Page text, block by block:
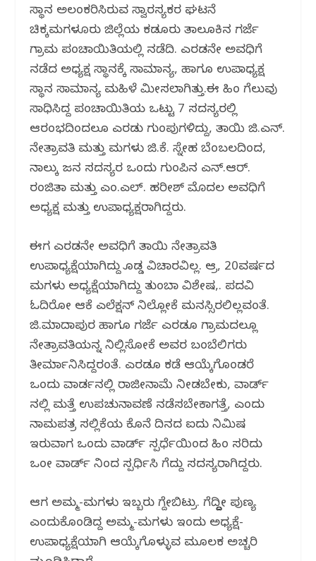
ಸ್ಥಾನ ಅಲಂಕರಿಸಿರುವ ಸ್ವಾರಸ್ಯಕರ ಘಟನೆ
ಚಿಕ್ಕಮಗಳೂರು ಜಿಲ್ಲೆಯ ಕಡೂರು ತಾಲೂಕಿನ ಗರ್ಜೆ
ಗ್ರಾಮ ಪಂಚಾಯಿತಿಯಲ್ಲಿ ನಡೆದಿದೆ. ಎರಡನೇ ಅವಧಿಗೆ
ನಡೆದ ಅಧ್ಯಕ್ಷ ಸ್ಥಾನಕ್ಕೆ ಸಾಮಾನ್ಯ, ಹಾಗೂ ಉಪಾಧ್ಯಕ್ಷ
ಸ್ಥಾನ ಸಾಮಾನ್ಯ ಮಹಿಳೆ ಮೀಸಲಾಗಿತ್ತು.ಈ ಹಿಂದೆ ಗೆಲುವು
ಸಾಧಿಸಿದ್ದ ಪಂಚಾಯಿತಿಯ ಒಟ್ಟು 7 ಸದಸ್ಯರಲ್ಲಿ
ಆರಂಭದಿಂದಲೂ ಎರಡು ಗುಂಪುಗಳಿದ್ದು, ತಾಯಿ ಜಿ.ಎನ್.
ನೇತ್ರಾವತಿ ಮತ್ತು ಮಗಳು ಜಿ.ಕೆ. ಸ್ನೇಹ ಬೆಂಬಲದಿಂದ,
ನಾಲ್ಕು ಜನ ಸದಸ್ಯರ ಒಂದು ಗುಂಪಿನ ಎನ್.ಆರ್.
ರಂಜಿತಾ ಮತ್ತು ಎಂ.ಎಲ್. ಹರೀಶ್ ಮೊದಲ ಅವಧಿಗೆ
ಅಧ್ಯಕ್ಷ ಮತ್ತು ಉಪಾಧ್ಯಕ್ಷರಾಗಿದ್ದರು.
ಈಗ ಎರಡನೇ ಅವಧಿಗೆ ತಾಯಿ ನೇತ್ರಾವತಿ
ಉಪಾಧ್ಯಕ್ಷೆಯಾಗಿದ್ದು ದೊಡ್ಡ ವಿಚಾರವಿಲ್ಲ. ಆದ್ರೆ, 20ವರ್ಷದ
ಮಗಳು ಅಧ್ಯಕ್ಷೆಯಾಗಿದ್ದು ತುಂಬಾ ವಿಶೇಷ,. ಪದವಿ
ಓದಿರೋ ಆಕೆ ಎಲೆಕ್ಷನ್ ನಿಲ್ಲೋಕೆ ಮನಸ್ಸಿರಲಿಲ್ಲವಂತೆ.
ಜಿ.ಮಾದಾಪುರ ಹಾಗೂ ಗರ್ಜೆ ಎರಡೂ ಗ್ರಾಮದಲ್ಲೂ
ನೇತ್ರಾವತಿಯನ್ನ ನಿಲ್ಲಿಸೋಕೆ ಅವರ ಬಂಬೆಲಿಗರು
ತೀರ್ಮಾನಿಸಿದ್ದರಂತೆ. ಎರಡೂ ಕಡೆ ಆಯ್ಕೆಗೊಂಡರೆ
ಒಂದು ವಾರ್ಡನಲ್ಲಿ ರಾಜೀನಾಮೆ ನೀಡಬೇಕು, ವಾರ್ಡ್
ನಲ್ಲಿ ಮತ್ತೆ ಉಪಚುನಾವಣೆ ನಡೆಸಬೇಕಾಗತ್ತೆ, ಎಂದು
ನಾಮಪತ್ರ ಸಲ್ಲಿಕೆಯ ಕೊನೆ ದಿನದ ಐದು ನಿಮಿಷ
ಇರುವಾಗ ಒಂದು ವಾರ್ಡ್ ಸ್ಪರ್ಧೆಯಿಂದ ಹಿಂದೆ ಸರಿದು
ಒಂದೇ ವಾರ್ಡ್ ನಿಂದ ಸ್ಪರ್ಧಿಸಿ ಗೆದ್ದು ಸದಸ್ಯರಾಗಿದ್ದರು.
ಆಗ ಅಮ್ಮ-ಮಗಳು ಇಬ್ಬರು ಗೆದ್ದೇಬಿಟ್ರು. ಗೆದ್ದಿದ್ದೇ ಪುಣ್ಯ
ಎಂದುಕೊಂಡಿದ್ದ ಅಮ್ಮ-ಮಗಳು ಇಂದು ಅಧ್ಯಕ್ಷೆ-
ಉಪಾಧ್ಯಕ್ಷೆಯಾಗಿ ಆಯ್ಕೆಗೊಳ್ಳುವ ಮೂಲಕ ಅಚ್ಚರಿ